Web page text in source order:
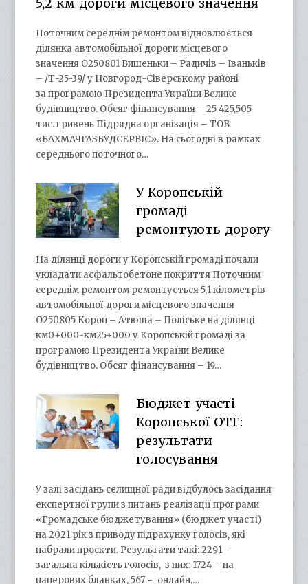
Поточним середнім ремонтом відновлюється
ділянка автомобільної дороги місцевого
значення О250801 Вишеньки – Радичів – Іваньків
– /Т-25-39/ у Новгород-Сіверському районі
за програмою Президента України Велике
будівництво. Обсяг фінансування – 25 425,505
тис. гривень Підрядна організація – ТОВ
«БАХМАЧГАЗБУДСЕРВІС». На сьогодні в рамках
середнього поточного…
У Коропській
громаді
ремонтують дорогу
На ділянці дороги у Коропській громаді почали
укладати асфальтобетоне покриття Поточним
середнім ремонтом ремонтується 5,1 кілометрів
автомобільної дороги місцевого значення
О250805 Короп – Атюша – Поліське на ділянці
км0+000-км25+000 у Коропській громаді за
програмою Президента України Велике
будівництво. Обсяг фінансування – 19…
Бюджет участі
Коропської ОТГ:
результати
голосування
У залі засідань селищної ради відбулось засідання
експертної групи з питань реалізації програми
«Громадське бюджетування» (бюджет участі)
на 2021 рік з приводу підрахунку голосів, які
набрали проєкти. Результати такі: 2291 −
загальна кількість голосів, з них: 1724 − на
паперових бланках, 567 − онлайн,…